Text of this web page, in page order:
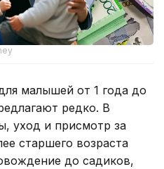
малышей от 1 года до
редко. В
уход и присмотр за
старшего возраста
до садиков,